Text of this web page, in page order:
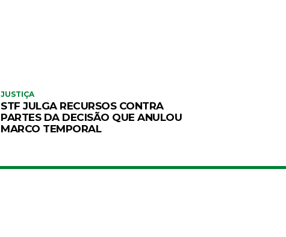
JUSTIÇA
STF JULGA RECURSOS CONTRA
PARTES DA DECISÃO QUE ANULOU
MARCO TEMPORAL